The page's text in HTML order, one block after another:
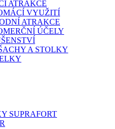
ATRAKCE
VYUŽITÍ
ATRAKCE
ÚČELY
A STOLKY
SUPRAFORT